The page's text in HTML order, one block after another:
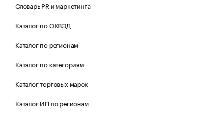
Словарь PR и маркетинга
Каталог по ОКВЭД
Каталог по регионам
Каталог по категориям
Каталог торговых марок
Каталог ИП по регионам